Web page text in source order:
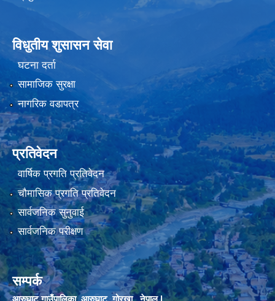
विधुतीय शुसासन सेवा
घटना दर्ता
सामाजिक सुरक्षा
नागरिक वडापत्र
प्रतिवेदन
वार्षिक प्रगति प्रतिवेदन
चौमासिक प्रगति प्रतिवेदन
सार्वजनिक सुनुवाई
सार्वजनिक परीक्षण
सम्पर्क